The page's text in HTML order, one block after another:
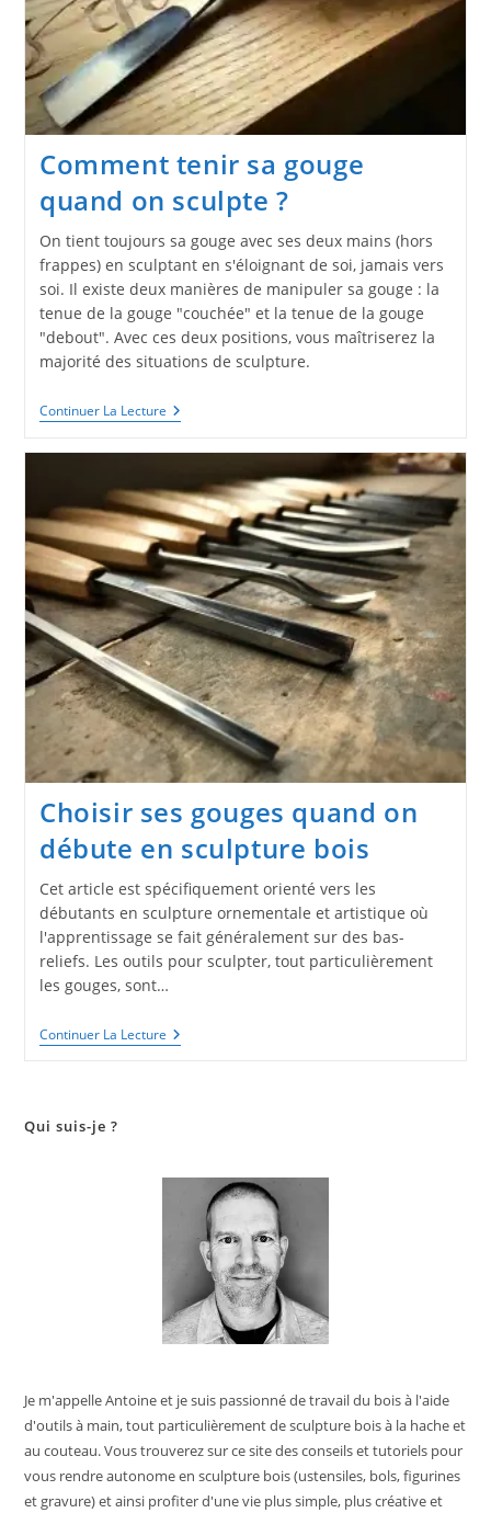
Comment tenir sa gouge
quand on sculpte ?
On tient toujours sa gouge avec ses deux mains (hors
frappes) en sculptant en s'éloignant de soi, jamais vers
soi. Il existe deux manières de manipuler sa gouge : la
tenue de la gouge "couchée" et la tenue de la gouge
"debout". Avec ces deux positions, vous maîtriserez la
majorité des situations de sculpture.
Continuer La LectureComment
Tenir
Quand
On
Sculpte
?
Choisir ses gouges quand on
débute en sculpture bois
Cet article est spécifiquement orienté vers les
débutants en sculpture ornementale et artistique où
l'apprentissage se fait généralement sur des bas-
reliefs. Les outils pour sculpter, tout particulièrement
les gouges, sont…
Continuer La LectureChoisir
Ses
Bois
Qui suis-je ?
Je m'appelle Antoine et je suis passionné de travail du bois à l'aide
d'outils à main, tout particulièrement de sculpture bois à la hache et
au couteau. Vous trouverez sur ce site des conseils et tutoriels pour
vous rendre autonome en sculpture bois (ustensiles, bols, figurines
et gravure) et ainsi profiter d'une vie plus simple, plus créative et